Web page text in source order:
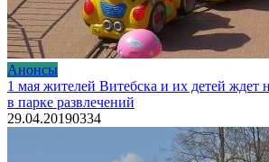
Анонсы
1 мая жителей Витебска и их детей ждет
в парке развлечений
29.04.20190334